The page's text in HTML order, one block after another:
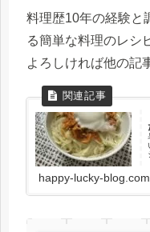
料理歴10年の経験と
る簡単な料理のレシ
よろしければ他の記
happy-lucky-blog.com